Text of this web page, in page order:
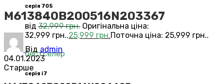
серія 705
від 32,999грн. Оригінальна ціна:
32,999 грн..25,999 грн.Поточна ціна: 25,999 грн..
бестселер
серія i7
M613840B200516N203367
Від admin
04.01.2023
Старше